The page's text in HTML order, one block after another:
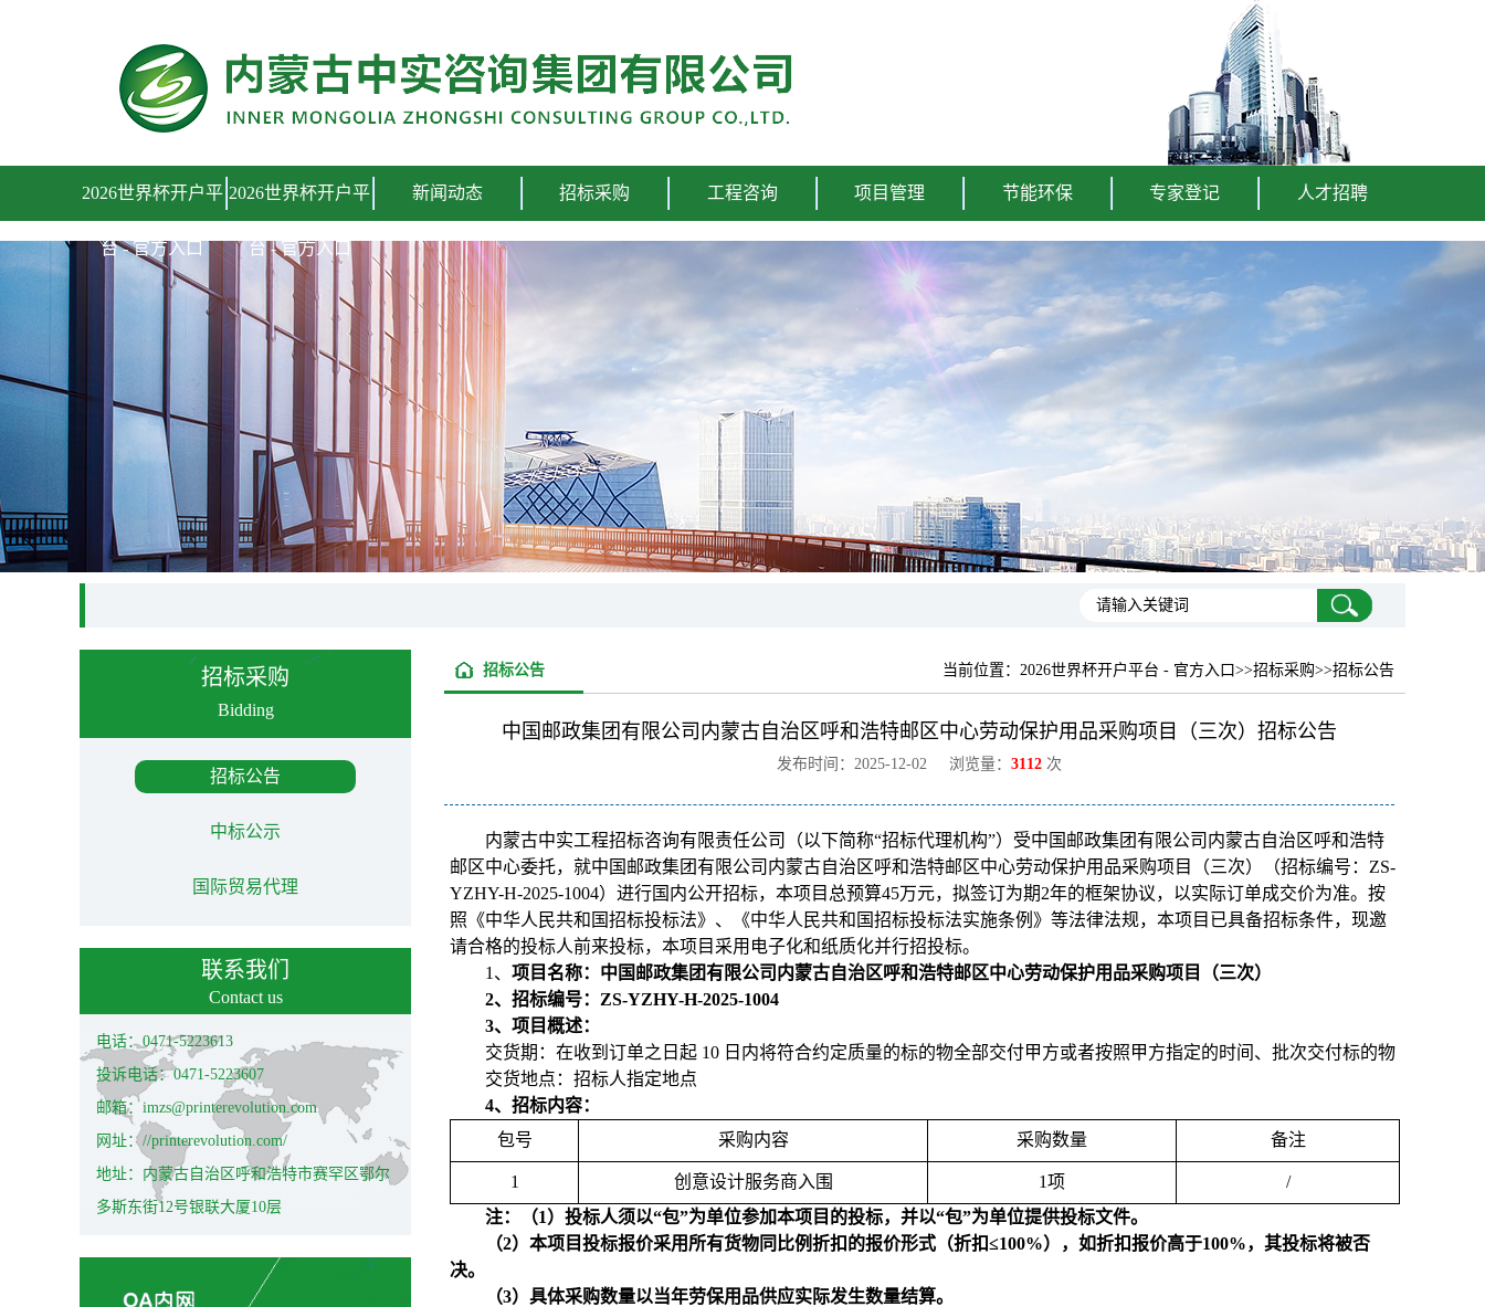
2026世界杯开户平
台 - 官方入口
2026世界杯开户平
台 - 官方入口
新闻动态 招标采购 工程咨询 项目管理 节能环保 专家登记 人才招聘
招标采购
Bidding
招标公告
中标公示
国际贸易代理
联系我们
Contact us
电话：0471-5223613
投诉电话：0471-5223607
邮箱：imzs@printerevolution.com
网址：//printerevolution.com/
地址：内蒙古自治区呼和浩特市赛罕区鄂尔
多斯东街12号银联大厦10层
当前位置： 2026世界杯开户平台 - 官方入口>>招标采购>>招标公告
招标公告
中国邮政集团有限公司内蒙古自治区呼和浩特邮区中心劳动保护用品采购项目（三次）招标公告
发布时间：2025-12-02 浏览量： 3112 次
内蒙古中实工程招标咨询有限责任公司（以下简称“招标代理机构”）受中国邮政集团有限公司内蒙古自治区呼和浩特
邮区中心委托，就中国邮政集团有限公司内蒙古自治区呼和浩特邮区中心劳动保护用品采购项目（三次）（招标编号：ZS-
YZHY-H-2025-1004）进行国内公开招标，本项目总预算45万元，拟签订为期2年的框架协议，以实际订单成交价为准。按
照《中华人民共和国招标投标法》、《中华人民共和国招标投标法实施条例》等法律法规，本项目已具备招标条件，现邀
请合格的投标人前来投标，本项目采用电子化和纸质化并行招投标。
1 、 项目名称：中国邮政集团有限公司内蒙古自治区呼和浩特邮区中心劳动保护用品采购项目（三次）
2、招标编号：ZS-YZHY-H-2025-1004
3、项目概述：
交货期：在收到订单之日起 10 日内将符合约定质量的标的物全部交付甲方或者按照甲方指定的时间、批次交付标的物
交货地点：招标人指定地点
4、招标内容：
包号
采购内容 采购数量 备注
1 创意设计服务商入围 1项
/
注：（1）投标人须以“包”为单位参加本项目的投标，并以“包”为单位提供投标文件。
（2） 本项目投标报价采用所有货物同比例折扣的报价形式（折扣≤100%），如折扣报价高于100%，其投标将被否
决。
（3） 具体采购数量以当年劳保用品供应实际发生数量结算。